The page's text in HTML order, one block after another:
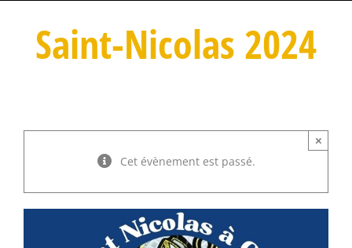
Saint-Nicolas 2024
Cet évènement est passé.
×